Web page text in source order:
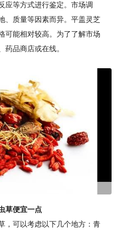
应等方式进行鉴定。市场调
、质量等因素而异。平盖灵芝
可能相对较高。为了了解市场
药品商店或在线。
草便宜一点
可以考虑以下几个地方：青